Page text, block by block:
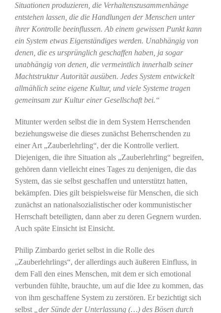
Situationen produzieren, die Verhaltenszusammenhänge
entstehen lassen, die die Handlungen der Menschen unter
ihrer Kontrolle beeinflussen. Ab einem gewissen Punkt kann
ein System etwas Eigenständiges werden. Unabhängig von
denen, die es ursprünglich geschaffen haben, ja sogar
unabhängig von denen, die vermeintlich innerhalb seiner
Machtstruktur Autorität ausüben. Jedes System entwickelt
allmählich seine eigene Kultur, und viele Systeme tragen
gemeinsam zur Kultur einer Gesellschaft bei.“
Mitunter werden selbst die in dem System Herrschenden
beziehungsweise die dieses zunächst Beherrschenden zu
einer Art „Zauberlehrling“, der die Kontrolle verliert.
Diejenigen, die ihre Situation als „Zauberlehrling“ begreifen,
gehören dann vielleicht eines Tages zu denjenigen, die das
System, das sie selbst geschaffen und unterstützt hatten,
bekämpfen. Dies gilt beispielsweise für Menschen, die sich
zunächst an nationalsozialistischer oder kommunistischer
Herrschaft beteiligten, dann aber zu deren Gegnern wurden.
Auch späte Einsicht ist Einsicht.
Philip Zimbardo geriet selbst in die Rolle des
„Zauberlehrlings“, der allerdings auch äußeren Einfluss, in
dem Fall den eines Menschen, mit dem er sich emotional
verbunden fühlte, brauchte, um auf die Idee zu kommen, das
von ihm geschaffene System zu zerstören. Er bezichtigt sich
selbst
„der Sünde der Unterlassung (…) des Bösen durch